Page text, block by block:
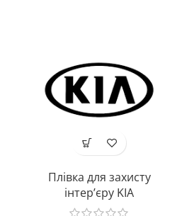
Плівка для захисту
інтер’єру KIA